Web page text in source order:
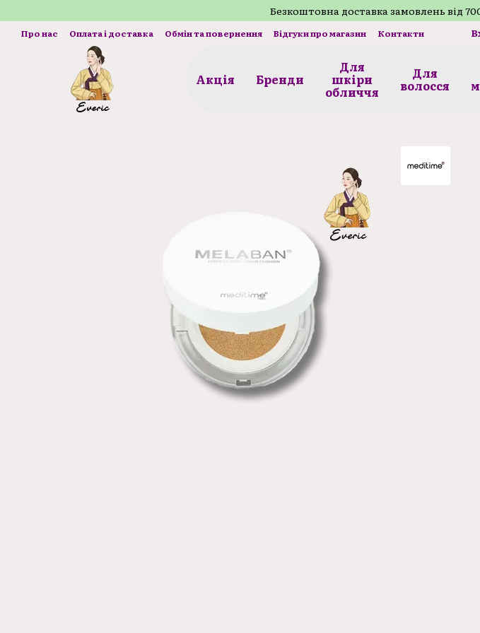
Безкоштовнa доставка замовлень від
Про нас Оплата і доставка Обмін та повернення Відгуки про магазин Контакти
Акція Бренди
Для
шкіри
обличчя
Для
волосся